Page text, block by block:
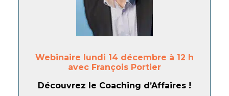
Webinaire lundi 14 décembre à 12 h
avec François Portier
Découvrez le Coaching d’Affaires !